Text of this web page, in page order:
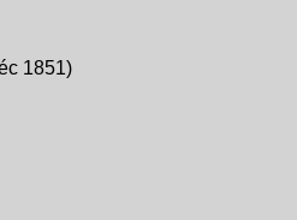
1851)